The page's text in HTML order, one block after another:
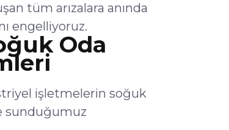
tüm arızalara anında
engelliyoruz.
Oda
işletmelerin soğuk
sunduğumuz